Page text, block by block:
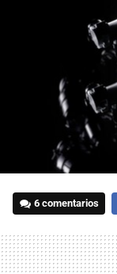
6 comentarios